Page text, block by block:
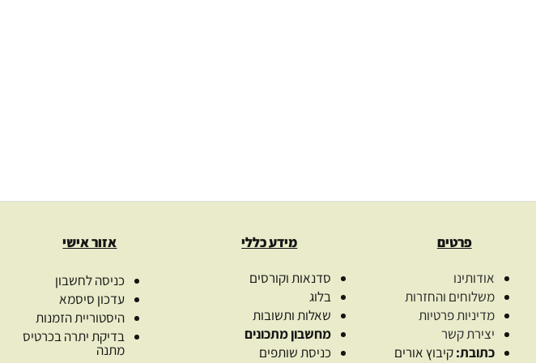
פרטים
אודותינו
משלוחים והחזרות
מדיניות פרטיות
יצירת קשר
כתובת:קיבוץ אורים
מידע כללי
סדנאות וקורסים
בלוג
שאלות ותשובות
מחשבון מתכונים
כניסת שותפים
אזור אישי
כניסה לחשבון
עדכון סיסמא
היסטוריית הזמנות
בדיקת יתרה בכרטיס
מתנה